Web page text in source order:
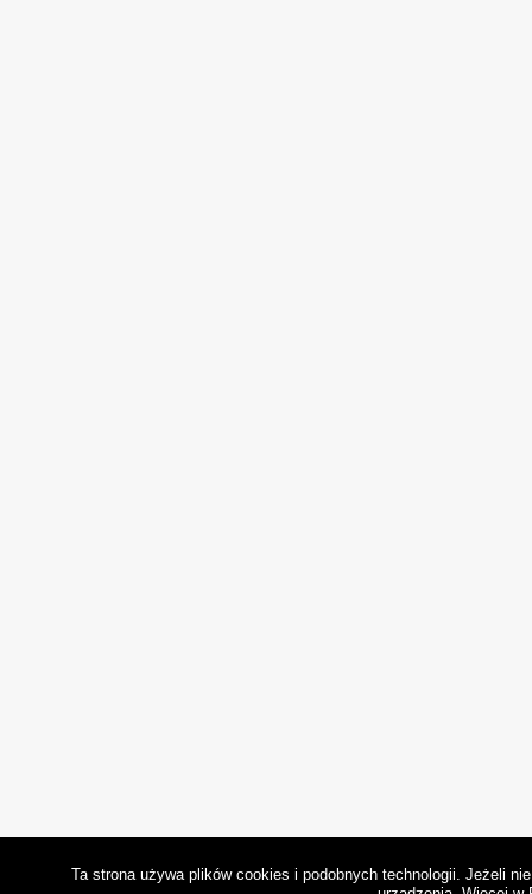
Ta strona używa plików cookies i podobnych technologii. Jeżeli